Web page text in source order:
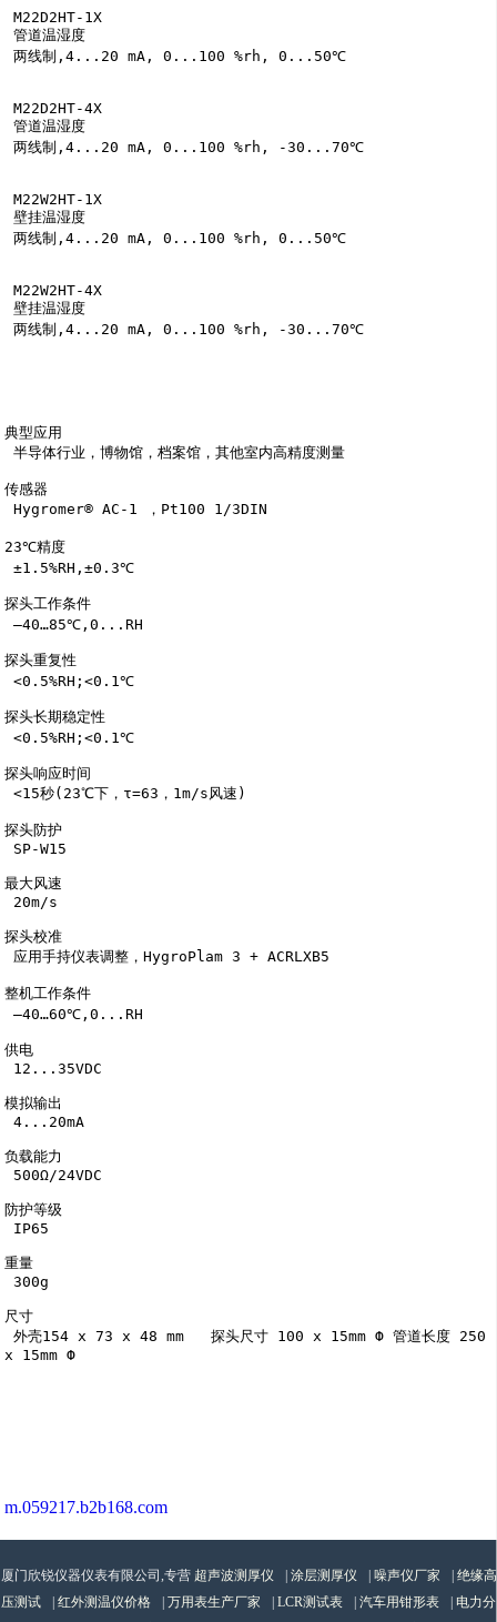
M22D2HT-1X
管道温湿度
两线制,4...20 mA, 0...100 %rh, 0...50℃
M22D2HT-4X
管道温湿度
两线制,4...20 mA, 0...100 %rh, -30...70℃
M22W2HT-1X
壁挂温湿度
两线制,4...20 mA, 0...100 %rh, 0...50℃
M22W2HT-4X
壁挂温湿度
两线制,4...20 mA, 0...100 %rh, -30...70℃
典型应用
半导体行业，博物馆，档案馆，其他室内高精度测量
传感器
Hygromer® AC-1 ，Pt100 1/3DIN
23℃精度
±1.5%RH,±0.3℃
探头工作条件
–40…85℃,0...RH
探头重复性
<0.5%RH;<0.1℃
探头长期稳定性
<0.5%RH;<0.1℃
探头响应时间
<15秒(23℃下，τ=63，1m/s风速)
探头防护
最大风速
探头校准
整机工作条件
–40…60℃,0...RH
供电
模拟输出
4...20mA
负载能力
防护等级
重量
300g
尺寸
外壳154 x 73 x 48 mm   探头尺寸 100 x 15mm Ф 管道长度 250
x 15mm Ф
m.059217.b2b168.com
厦门欣锐仪器仪表有限公司,专营 超声波测厚仪 涂层测厚仪 噪声仪厂家
绝缘高
压测试
红外测温仪价格 万用表生产厂家 LCR测试表 汽车用钳形表
电力分